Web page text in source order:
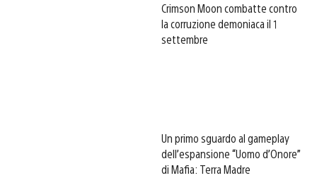
Crimson Moon combatte contro
la corruzione demoniaca il 1
settembre
Un primo sguardo al gameplay
dell’espansione “Uomo d’Onore”
di Mafia: Terra Madre